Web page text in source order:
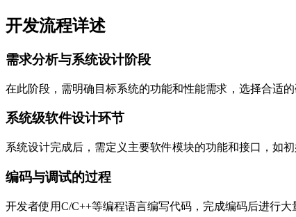
开发流程详述
需求分析与系统设计阶段
在此阶段，需明确目标系统的功能和性能需求，选择合适
系统级软件设计环节
系统设计完成后，需定义主要软件模块的功能和接口，如
编码与调试的过程
开发者使用C/C++等编程语言编写代码，完成编码后进行